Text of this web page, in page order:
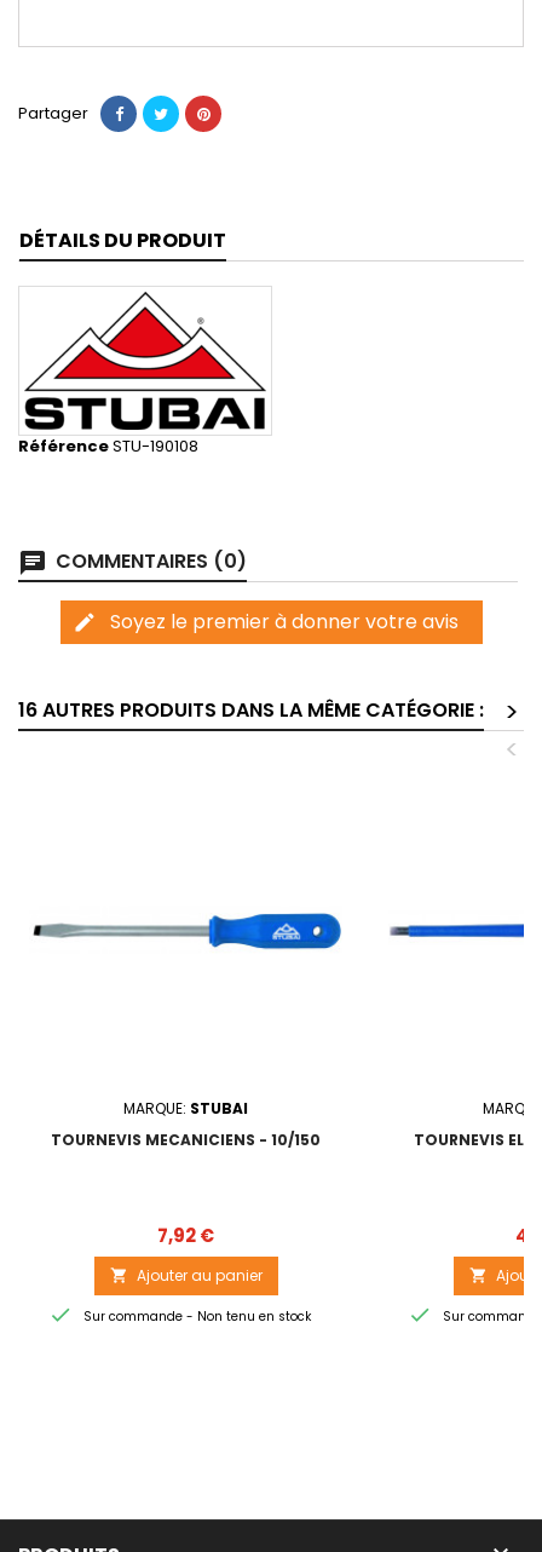
Partager
DÉTAILS DU PRODUIT
RéférenceSTU-190108
chat COMMENTAIRES (0)
edit Soyez le premier à donner votre avis
16 AUTRES PRODUITS DANS LA MÊME CATÉGORIE :
>
<
MARQUE: STUBAI
TOURNEVIS MECANICIENS - 10/150
Prix
7,92 €
 Ajouter au panier
 Sur commande - Non tenu en stock
TOURNEVIS

 Sur